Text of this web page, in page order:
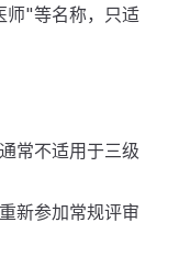
师"等名称，只适
常不适用于三级
新参加常规评审